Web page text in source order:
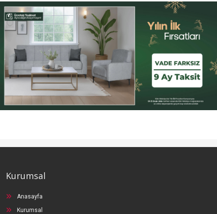
Kurumsal
Anasayfa
Kurumsal